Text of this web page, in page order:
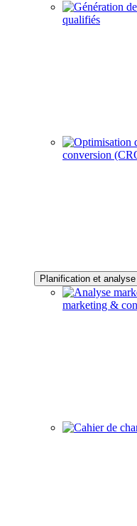
qualifiés
conversion
Planification et analyse
marketing &